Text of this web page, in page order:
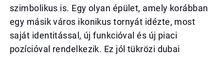
szimbolikus is. Egy olyan épület, amely korábban
egy másik város ikonikus tornyát idézte, most
saját identitással, új funkcióval és új piaci
pozícióval rendelkezik. Ez jól tükrözi dubai